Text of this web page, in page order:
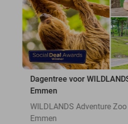
Dagentree voor
Emmen
WILDLANDS Adventure
Emmen